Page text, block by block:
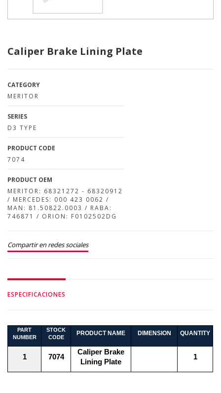
Caliper Brake Lining Plate
CATEGORY
MERITOR
SERIES
D3 TYPE
PRODUCT CODE
7074
PRODUCT OEM
MERITOR: 68321272 - 68320912
/ MERCEDES: 000 423 0062 /
MAN: 81.50822.0003 / RABA:
746871 / ORION: F0102502DG
Compartir en redes sociales
ESPECIFICACIONES
PART
NUMBER
STOCK
CODE
PRODUCT NAME DIMENSION QUANTITY
1 7074
Caliper Brake
Lining Plate
1